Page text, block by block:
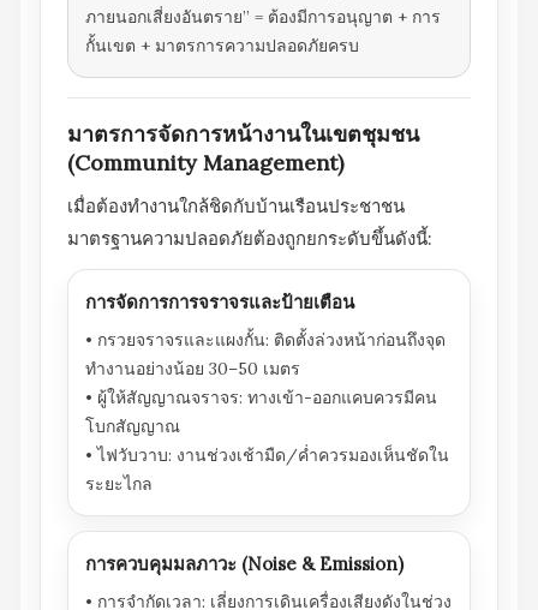
ภายนอกเสี่ยงอันตราย” = ต้องมีการอนุญาต + การ
กั้นเขต + มาตรการความปลอดภัยครบ
มาตรการจัดการหน้างานในเขตชุมชน
(Community Management)
เมื่อต้องทำงานใกล้ชิดกับบ้านเรือนประชาชน
มาตรฐานความปลอดภัยต้องถูกยกระดับขึ้นดังนี้:
การจัดการการจราจรและป้ายเตือน
• กรวยจราจรและแผงกั้น: ติดตั้งล่วงหน้าก่อนถึงจุด
ทำงานอย่างน้อย 30–50 เมตร
• ผู้ให้สัญญาณจราจร: ทางเข้า-ออกแคบควรมีคน
โบกสัญญาณ
• ไฟวับวาบ: งานช่วงเช้ามืด/ค่ำควรมองเห็นชัดใน
ระยะไกล
การควบคุมมลภาวะ (Noise & Emission)
• การจำกัดเวลา: เลี่ยงการเดินเครื่องเสียงดังในช่วง